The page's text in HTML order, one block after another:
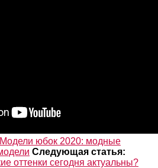
Модели юбок 2020: модные
Следующая статья:
оттенки сегодня актуальны?